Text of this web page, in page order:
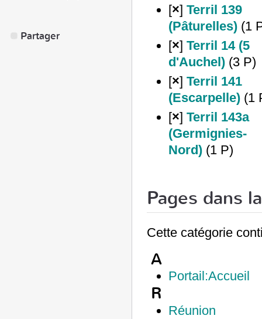
[×] Terril 139
(Pâturelles)‎ (1
[×] Terril 14 (5
d'Auchel)‎ (3 P)
[×] Terril 141
(Escarpelle)‎ (1
[×] Terril 143a
(Germignies-
Nord)‎ (1 P)
Pages dans
Cette catégorie
A
Portail:Accueil
R
Réunion
Partager